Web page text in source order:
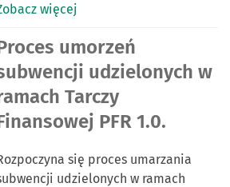
więcej
PUBLIKACJI:umorzeń
udzielonych w
Tarczy
PFR 1.0.
się proces umarzania
udzielonych w ramach